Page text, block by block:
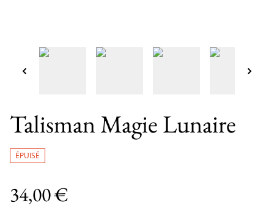
Talisman Magie Lunaire
ÉPUISÉ
34,00 €